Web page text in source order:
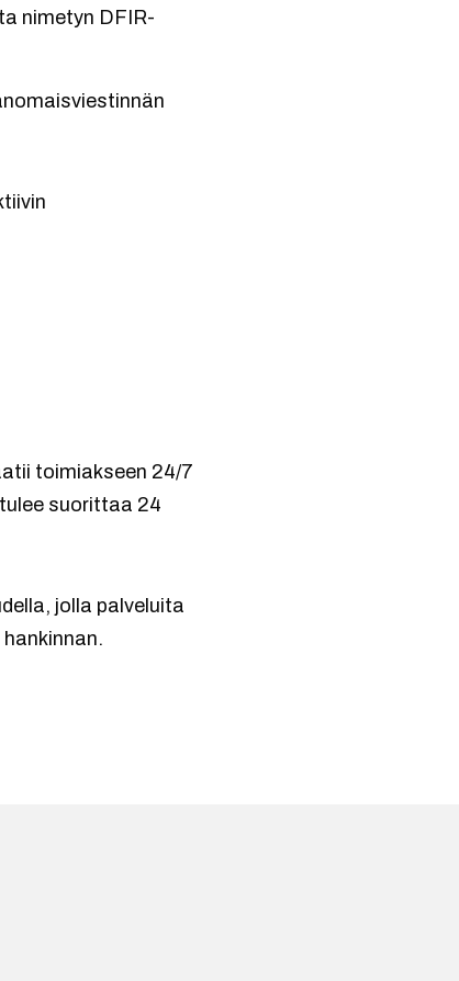
nimetyn DFIR-
toimiakseen 24/7
suorittaa 24
jolla palveluita